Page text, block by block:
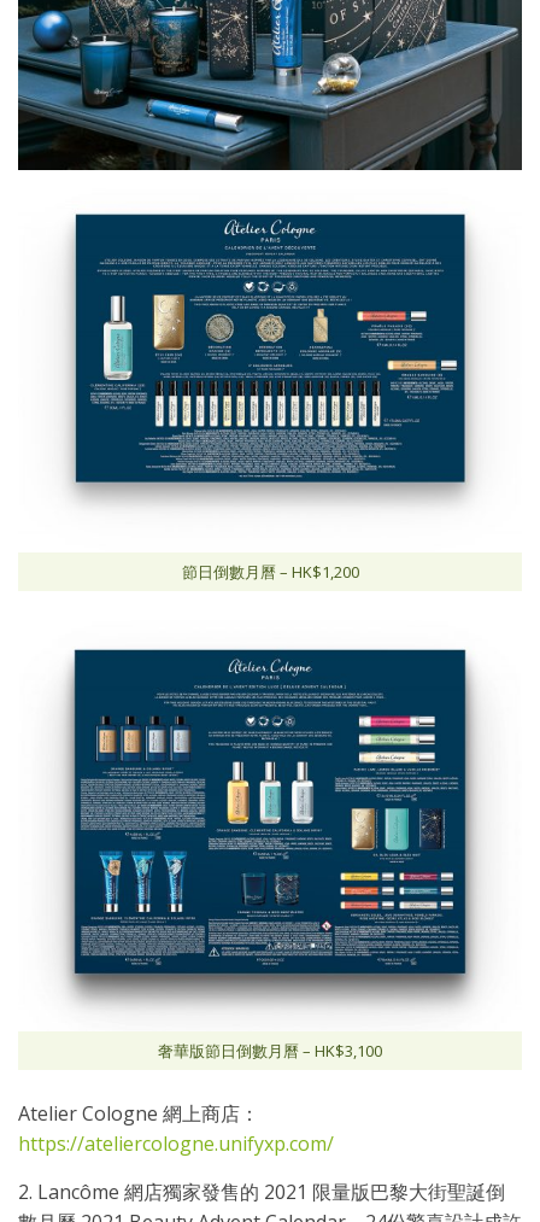
節日倒數月曆 – HK$1,200
奢華版節日倒數月曆 – HK$3,100
Atelier Cologne 網上商店：
https://ateliercologne.unifyxp.com/
2. Lancôme 網店獨家發售的 2021 限量版巴黎大街聖誕倒